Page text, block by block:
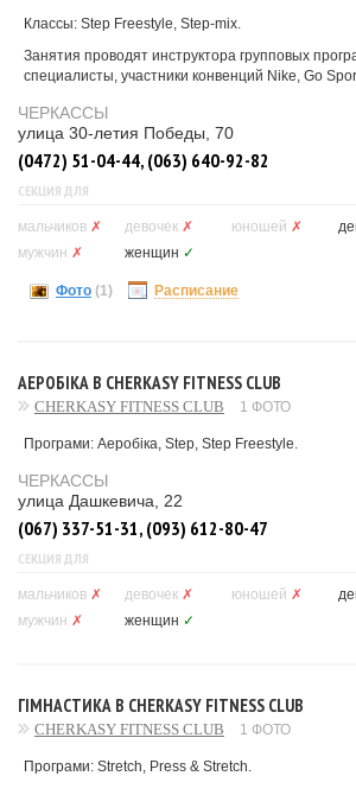
Классы: Step Freestyle, Step-mix.
Занятия проводят инструктора групповых
специалисты, участники конвенций Nike, Go
ЧЕРКАССЫ
улица 30-летия Победы, 70
(0472) 51-04-44, (063) 640-92-82
СЕКЦИЯ ДЛЯ
мальчиков ✗ девочек ✗ юношей ✗
мужчин ✗ женщин ✓
Фото (1) Расписание
АЕРОБІКА В CHERKASY FITNESS CLUB
CHERKASY FITNESS CLUB 1 ФОТО
Програми: Аеробіка, Step, Step Freestyle.
ЧЕРКАССЫ
улица Дашкевича, 22
(067) 337-51-31, (093) 612-80-47
СЕКЦИЯ ДЛЯ
мальчиков ✗ девочек ✗ юношей ✗
мужчин ✗ женщин ✓
ГІМНАСТИКА В CHERKASY FITNESS CLUB
CHERKASY FITNESS CLUB 1 ФОТО
Програми: Stretch, Press & Stretch.